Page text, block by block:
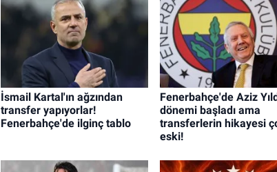
İsmail Kartal'ın ağzından
transfer yapıyorlar!
Fenerbahçe'de ilginç tablo
Fenerbahçe'de Aziz
dönemi başladı ama
transferlerin hikayesi
eski!